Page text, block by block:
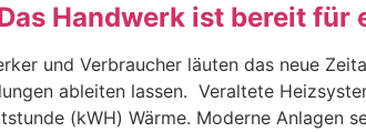
Handwerk ist bereit für
und Verbraucher läuten das neue
ableiten lassen. Veraltete
(kWH) Wärme. Moderne Anlagen